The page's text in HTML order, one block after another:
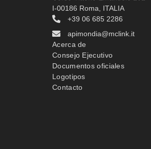
I-00186 Roma, ITALIA
+39 06 685 2286
apimondia@mclink.it
Acerca de
Consejo Ejecutivo
Documentos oficiales
Logotipos
Contacto